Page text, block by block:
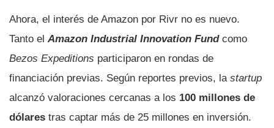
Ahora, el interés de Amazon por Rivr no es nuevo.
Tanto el Amazon Industrial Innovation Fund como
Bezos Expeditions participaron en rondas de
financiación previas. Según reportes previos, la startup
alcanzó valoraciones cercanas a los 100 millones de
dólares tras captar más de 25 millones en inversión.